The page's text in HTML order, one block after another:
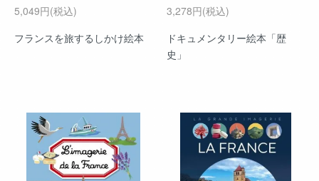
5,049円(税込)
フランスを旅するしかけ絵本
3,278円(税込)
ドキュメンタリー絵本「歴
史」